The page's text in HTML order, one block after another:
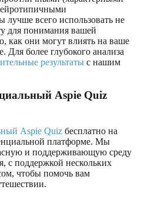
лучше всего использовать не
для понимания вашей
как они могут влиять на ваше
Для более глубокого анализа
результаты с нашим
Aspie Quiz
Aspie Quiz бесплатно на
платформе. Мы
и поддерживающую среду
с поддержкой нескольких
чтобы помочь вам